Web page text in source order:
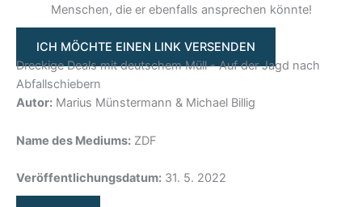
Menschen, die er ebenfalls ansprechen könnte!
ICH MÖCHTE EINEN LINK VERSENDEN
Dreckige Deals mit deutschem Müll - Auf der Jagd nach
Abfallschiebern
Autor: Marius Münstermann & Michael Billig
Name des Mediums: ZDF
Veröffentlichungsdatum: 31. 5. 2022